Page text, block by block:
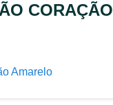
CORAÇÃO
Amarelo